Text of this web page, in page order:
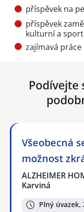
příspěvek na
příspěvek
kulturní a
zajímavá
Podívejte
Všeobecná
možnost
ALZHEIMER
Karviná
Plný úvazek,